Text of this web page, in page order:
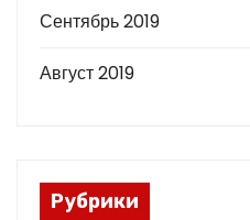
Сентябрь 2019
Август 2019
Рубрики